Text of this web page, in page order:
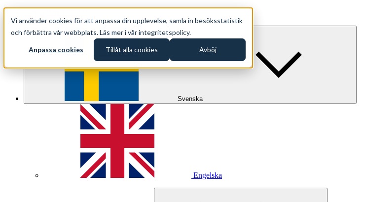
Vi använder cookies för att anpassa din upplevelse, samla in besöksstatistik
och förbättra vår webbplats. Läs mer i vår integritetspolicy.
Anpassa cookies Tillåt alla cookies Avböj
info@oppethav.se
Svenska
Engelska